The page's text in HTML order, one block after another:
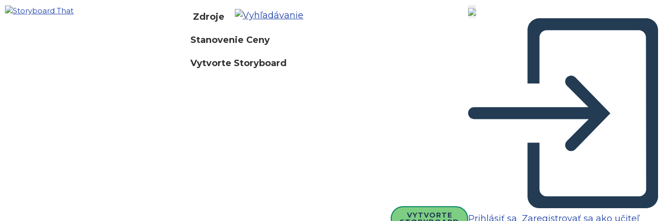
Zdroje
Stanovenie Ceny
Vytvorte Storyboard
VYTVORTE Prihlásiť sa Zaregistrovať sa ako učiteľ